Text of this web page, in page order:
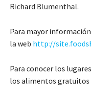
Richard Blumenthal.
Para mayor
la web http://
Para conocer los
los alimentos gratuitos